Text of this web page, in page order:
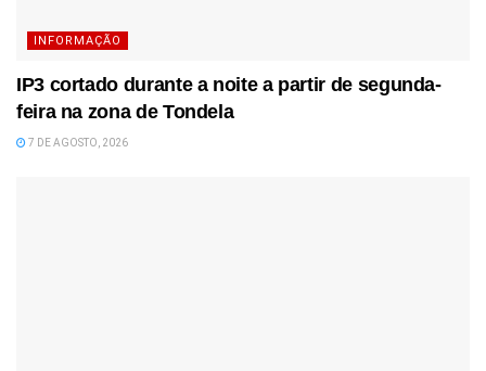
INFORMAÇÃO
IP3 cortado durante a noite a partir de segunda-
feira na zona de Tondela
7 DE AGOSTO, 2026